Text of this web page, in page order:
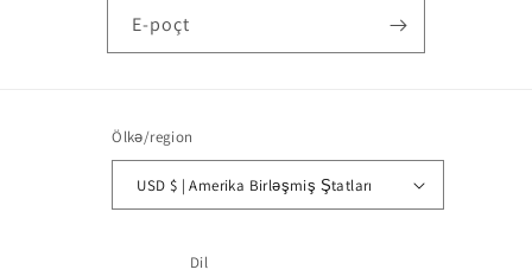
E-poçt
Ölkə/region
USD $ | Amerika Birləşmiş Ştatları
Dil